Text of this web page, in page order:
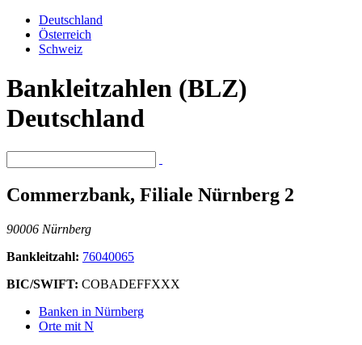
Deutschland
Österreich
Schweiz
Bankleitzahlen (BLZ)
Deutschland
Commerzbank, Filiale Nürnberg 2
90006 Nürnberg
Bankleitzahl: 76040065
BIC/SWIFT: COBADEFFXXX
Banken in Nürnberg
Orte mit N